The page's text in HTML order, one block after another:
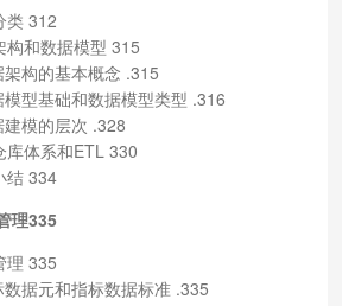
312
和数据模型 315
构的基本概念 .315
型基础和数据模型类型 .316
模的层次 .328
体系和ETL 330
334
理335
335
据元和指标数据标准 .335